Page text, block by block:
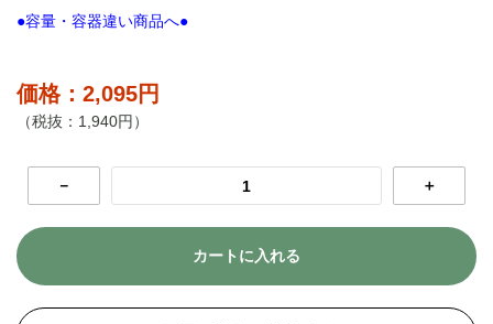
●容量・容器違い商品へ●
価格：2,095円
（税抜：1,940円）
－ ＋
カートに入れる